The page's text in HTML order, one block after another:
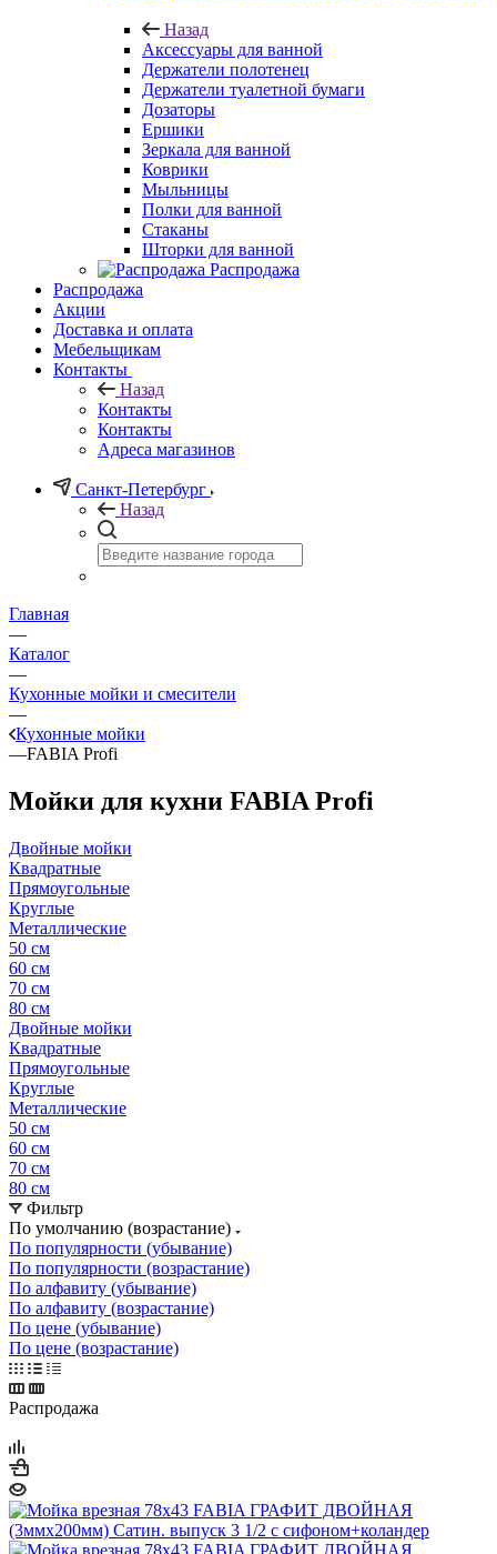
Назад
Аксессуары для ванной
Держатели полотенец
Держатели туалетной бумаги
Дозаторы
Ершики
Зеркала для ванной
Коврики
Мыльницы
Полки для ванной
Стаканы
Шторки для ванной
Распродажа
Распродажа
Акции
Доставка и оплата
Мебельщикам
Контакты
Назад
Контакты
Контакты
Адреса магазинов
Санкт-Петербург
Назад
Главная
—
Каталог
—
Кухонные мойки и смесители
—
Кухонные мойки
—FABIA Profi
Мойки для кухни FABIA Profi
Двойные мойки
Квадратные
Прямоугольные
Круглые
Металлические
50 см
60 см
70 см
80 см
Двойные мойки
Квадратные
Прямоугольные
Круглые
Металлические
50 см
60 см
70 см
80 см
Фильтр
По умолчанию (возрастание)
По популярности (убывание)
По популярности (возрастание)
По алфавиту (убывание)
По алфавиту (возрастание)
По цене (убывание)
По цене (возрастание)
Распродажа